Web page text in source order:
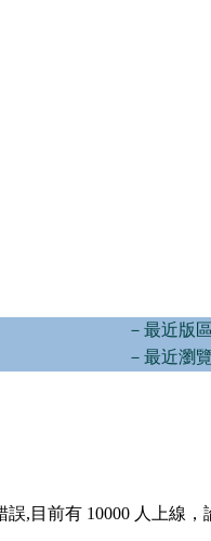
－最近版
－最近瀏
誤,目前有 10000 人上線